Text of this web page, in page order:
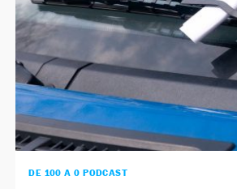
DE 100 A 0 PODCAST